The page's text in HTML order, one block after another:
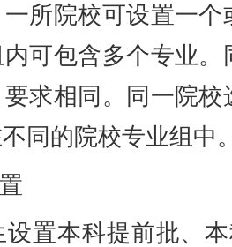
所院校可设置一
可包含多个专业
求相同。同一院
同的院校专业组中
本科提前批、本